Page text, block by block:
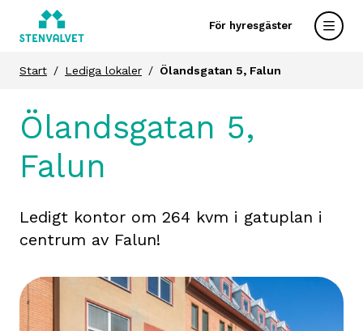
För hyresgäster
Start Lediga lokaler Ölandsgatan 5, Falun
Ölandsgatan 5,
Falun
Ledigt kontor om 264 kvm i gatuplan i
centrum av Falun!